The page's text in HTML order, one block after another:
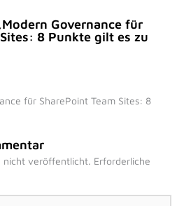
Governance für
8 Punkte gilt es zu
für SharePoint Team Sites: 8
nicht veröffentlicht. Erforderliche